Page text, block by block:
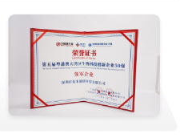
方大厦301
大道大摩广场3号楼101